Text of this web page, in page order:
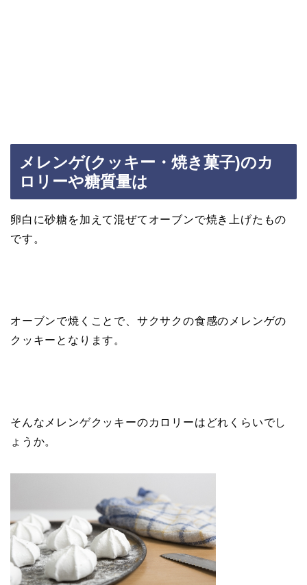
メレンゲ(クッキー・焼き菓子)のカ
ロリーや糖質量は
卵白に砂糖を加えて混ぜてオーブンで焼き上げたもの
です。
オーブンで焼くことで、サクサクの食感のメレンゲの
クッキーとなります。
そんなメレンゲクッキーのカロリーはどれくらいでし
ょうか。